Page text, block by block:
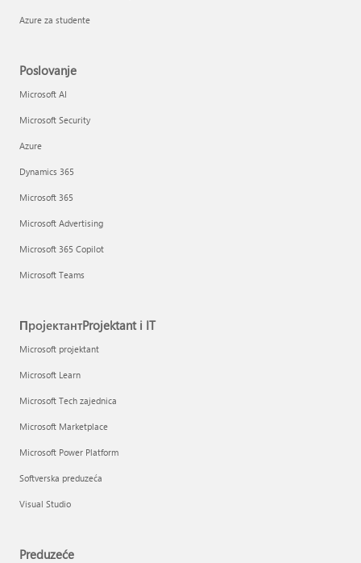
Azure za studente
Poslovanje
Microsoft AI
Microsoft Security
Azure
Dynamics 365
Microsoft 365
Microsoft Advertising
Microsoft 365 Copilot
Microsoft Teams
ПројектантProjektant i IT
Microsoft projektant
Microsoft Learn
Microsoft Tech zajednica
Microsoft Marketplace
Microsoft Power Platform
Softverska preduzeća
Visual Studio
Preduzeće